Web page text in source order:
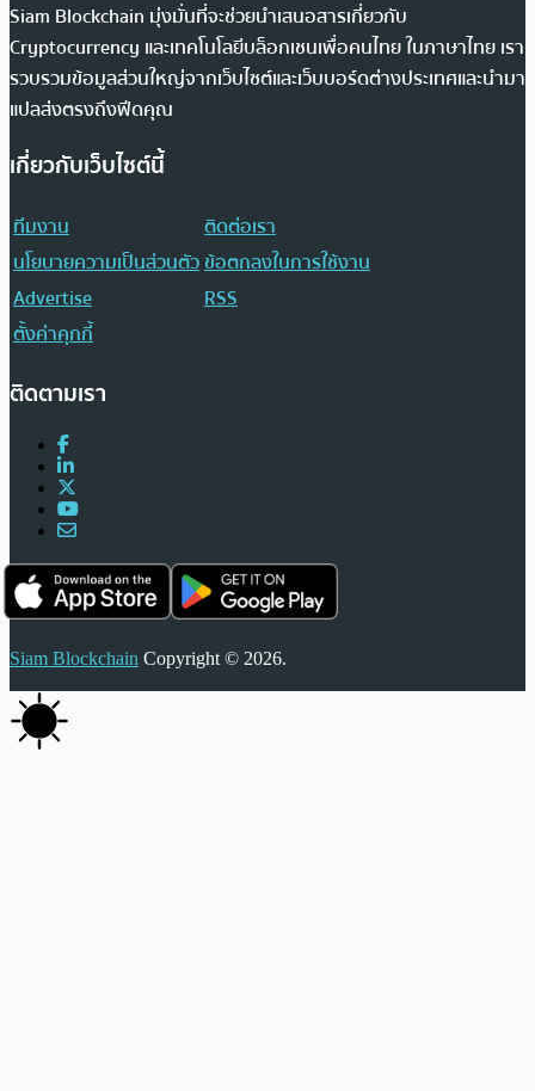
Siam Blockchain มุ่งมั่นที่จะช่วยนำเสนอสารเกี่ยวกับ
Cryptocurrency และเทคโนโลยีบล็อกเชนเพื่อคนไทย ในภาษาไทย เรา
รวบรวมข้อมูลส่วนใหญ่จากเว็บไซต์และเว็บบอร์ดต่างประเทศและนำมา
แปลส่งตรงถึงฟีดคุณ
เกี่ยวกับเว็บไซต์นี้
ทีมงาน
ติดต่อเรา
นโยบายความเป็นส่วนตัวข้อตกลงในการใช้งาน
Advertise
RSS
ตั้งค่าคุกกี้
ติดตามเรา
Siam Blockchain Copyright © 2026.